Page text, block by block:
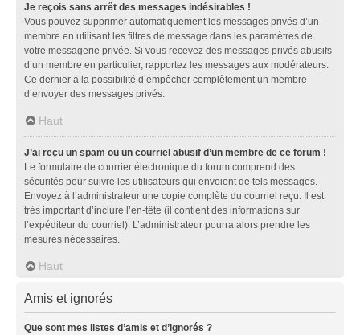
Je reçois sans arrêt des messages indésirables !
Vous pouvez supprimer automatiquement les messages privés d’un
membre en utilisant les filtres de message dans les paramètres de
votre messagerie privée. Si vous recevez des messages privés abusifs
d’un membre en particulier, rapportez les messages aux modérateurs.
Ce dernier a la possibilité d’empêcher complètement un membre
d’envoyer des messages privés.
Haut
J’ai reçu un spam ou un courriel abusif d’un membre de ce forum !
Le formulaire de courrier électronique du forum comprend des
sécurités pour suivre les utilisateurs qui envoient de tels messages.
Envoyez à l’administrateur une copie complète du courriel reçu. Il est
très important d’inclure l’en-tête (il contient des informations sur
l’expéditeur du courriel). L’administrateur pourra alors prendre les
mesures nécessaires.
Haut
Amis et ignorés
Que sont mes listes d’amis et d’ignorés ?